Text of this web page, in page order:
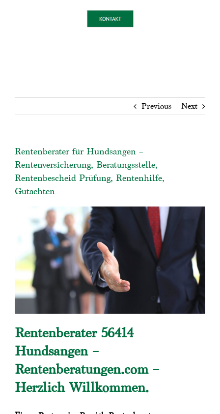
Previous Next
Rentenberater für Hundsangen –
Rentenversicherung, Beratungsstelle,
Rentenbescheid Prüfung, Rentenhilfe,
Gutachten
Rentenberater 56414
Hundsangen –
Rentenberatungen.com –
Herzlich Willkommen.